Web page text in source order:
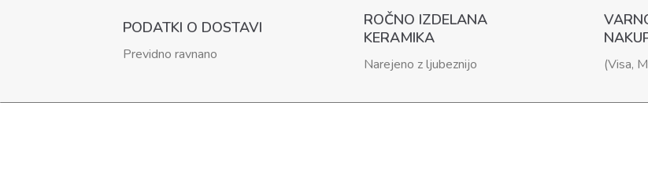
PODATKI O DOSTAVI
Previdno ravnano
ROČNO IZDELANA
KERAMIKA
Narejeno z ljubeznijo (Visa,